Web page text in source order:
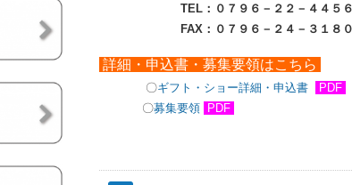
TEL：０７９６－２２－４４５６
FAX：０７９６－２４－３１８０
詳細・申込書・募集要領はこちら
〇ギフト・ショー詳細・申込書
PDF
〇募集要領 PDF